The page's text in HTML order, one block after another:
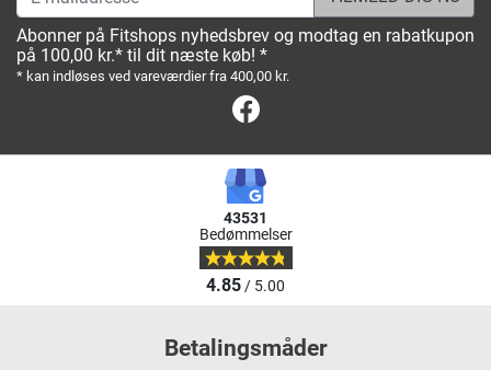
Abonner på Fitshops nyhedsbrev og modtag en rabatkupon
på 100,00 kr.* til dit næste køb! *
* kan indløses ved vareværdier fra 400,00 kr.
43531
Bedømmelser
4.85/ 5.00
Betalingsmåder